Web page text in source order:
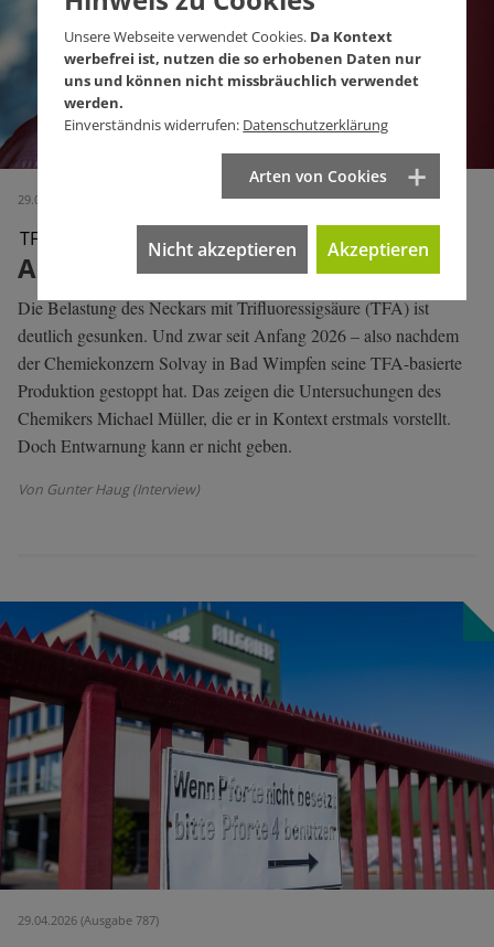
29.04.2026 (Ausgabe 787)
TFA im Neckar
Ausstieg geht nicht? Gibt's nicht!
Die Belastung des Neckars mit Trifluoressigsäure (TFA) ist
deutlich gesunken. Und zwar seit Anfang 2026 – also nachdem
der Chemiekonzern Solvay in Bad Wimpfen seine TFA-basierte
Produktion gestoppt hat. Das zeigen die Untersuchungen des
Chemikers Michael Müller, die er in Kontext erstmals vorstellt.
Doch Entwarnung kann er nicht geben.
Von Gunter Haug (Interview)
29.04.2026 (Ausgabe 787)
Unsere Webseite verwendet Cookies. Da Kontext
werbefrei ist, nutzen die so erhobenen Daten nur
uns und können nicht missbräuchlich verwendet
werden.
Einverständnis widerrufen: Datenschutzerklärung
Arten von Cookies
Nicht akzeptieren Akzeptieren